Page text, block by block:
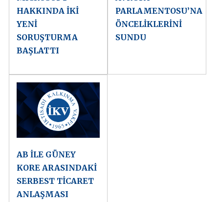
HAKKINDA İKİ
YENİ
SORUŞTURMA
BAŞLATTI
PARLAMENTOSU’NA
ÖNCELİKLERİNİ
SUNDU
AB İLE GÜNEY
KORE ARASINDAKİ
SERBEST TİCARET
ANLAŞMASI